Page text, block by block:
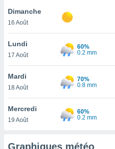
notre
que
et que
Dimanche
16 Août
Lundi
17 Août
60%
0.2 mm
Mardi
18 Août
70%
0.8 mm
Mercredi
19 Août
60%
0.2 mm
Graphiques météo